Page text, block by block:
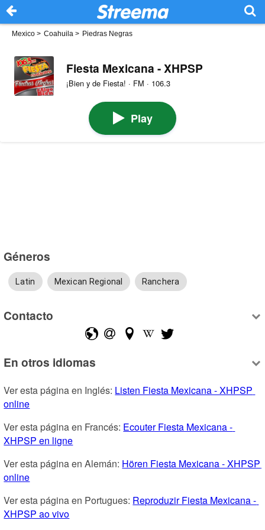
Mexico > Coahuila > Piedras Negras
Fiesta Mexicana - XHPSP
¡Bien y de Fiesta! · FM · 106.3
Play
Géneros
Latin Mexican Regional Ranchera
Contacto
En otros idiomas
Ver esta página en Inglés: Listen Fiesta Mexicana - XHPSP
online
Ver esta página en Francés: Ecouter Fiesta Mexicana -
XHPSP en ligne
Ver esta página en Alemán: Hören Fiesta Mexicana - XHPSP
online
Ver esta página en Portugues: Reproduzir Fiesta Mexicana -
XHPSP ao vivo